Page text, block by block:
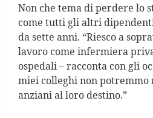
Non che tema di perdere lo
come tutti gli altri
da sette anni. “Riesco a
lavoro come infermiera
ospedali – racconta con gli
miei colleghi non potremmo
anziani al loro destino.”